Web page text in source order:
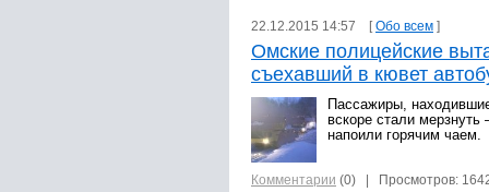
22.12.2015 14:57 [Обо всем ]
Омские полицейские
съехавший в кювет
Пассажиры,
вскоре стали
напоили горячим чаем.
Комментарии (0) | Просмотров: